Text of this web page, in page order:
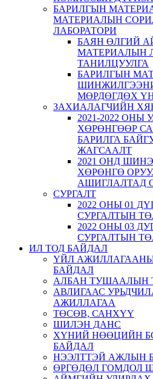
БАРИЛГЫН
МАТЕРИАЛЫН
ЛАБОРАТОРИ
БАЯН ӨЛГИЙ
МАТЕРИАЛЫН
ТАНИЛЦУУЛГА
БАРИЛГЫН
МӨРДӨГДӨХ
ЗАХИАЛАГЧИЙН
2021-2022
ХӨРӨНГӨӨР
БАРИЛГА
ЖАГСААЛТ
2021 ОНД
ХӨРӨНГӨ
АШИГЛАЛТАД
СУРГАЛТ
2022 ОНЫ 01
СУРГАЛТЫН
2022 ОНЫ 03
СУРГАЛТЫН
ИЛ ТОД БАЙДАЛ
ҮЙЛ
БАЙДАЛ
АЛБАН ТУШААЛЫН
АВЛИГААС
АЖИЛЛАГАА
ТӨСӨВ, САНХҮҮ
ШИЛЭН ДАНС
ХҮНИЙ НӨӨЦИЙН
БАЙДАЛ
НЭЭЛТТЭЙ АЖЛЫН
ӨРГӨДӨЛ ГОМДОЛ